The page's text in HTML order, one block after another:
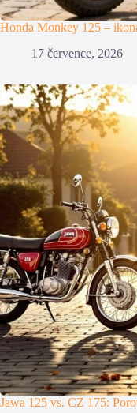
Honda Monkey 125 –
17 července, 2026
Jawa 125 vs. CZ 175: